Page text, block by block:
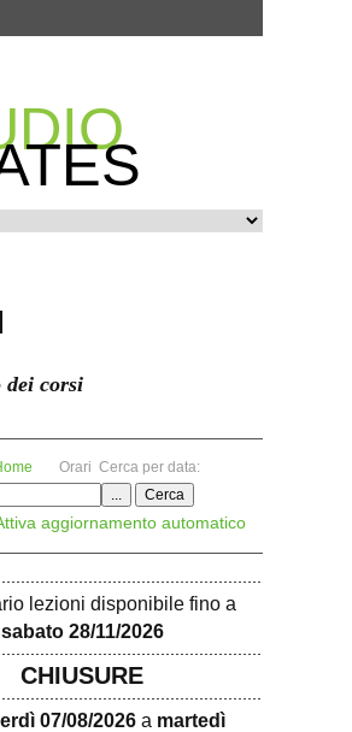
dei corsi
Orari Cerca per data:
aggiornamento automatico
lezioni disponibile fino a
sabato 28/11/2026
CHIUSURE
07/08/2026a martedì